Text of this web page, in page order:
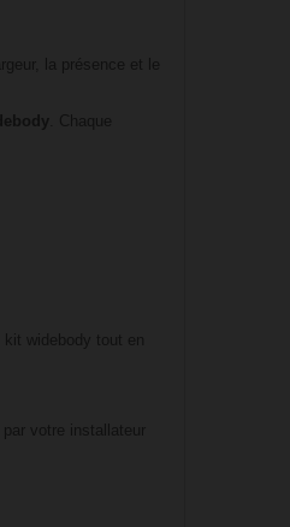
widebody tout en
votre installateur